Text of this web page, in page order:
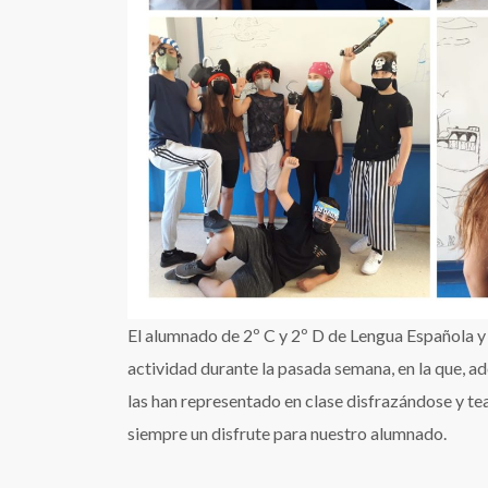
El alumnado de 2º C y 2º D de Lengua
actividad durante la pasada semana, en la que,
las han representado en clase disfrazándose y
siempre un disfrute para nuestro alumnado.